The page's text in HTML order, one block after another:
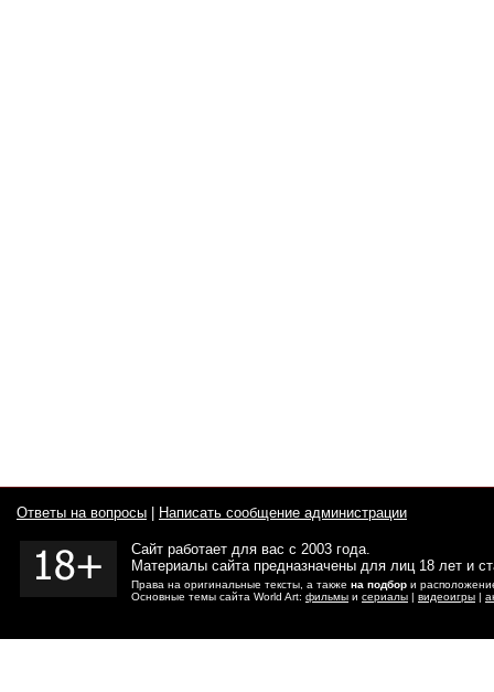
Ответы на вопросы Написать сообщение администрации
Сайт работает для вас с 2003 года.
Материалы сайта предназначены для лиц 18 лет и
Права на оригинальные тексты, а также на подбор и
Основные темы сайта World Art: фильмы и сериалы | видеоигры |